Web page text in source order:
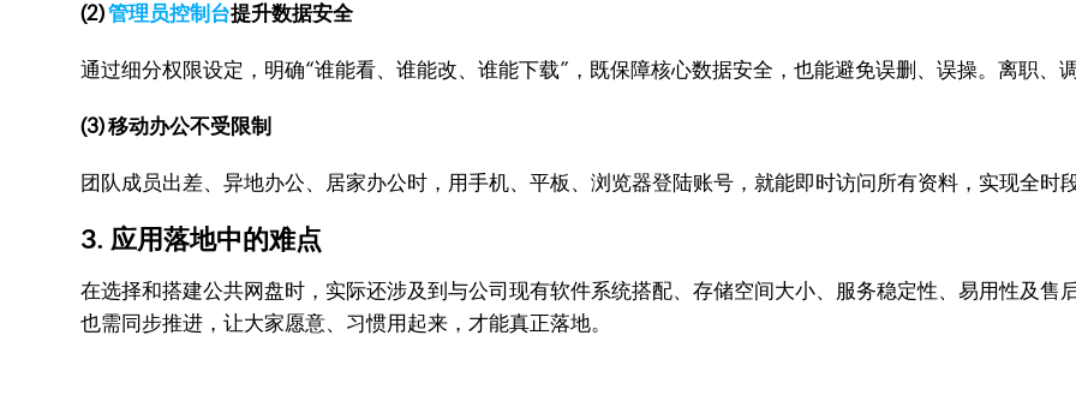
(2)管理员控制台提升数据安全
通过细分权限设定，明确“谁能看、谁能改、谁能下载”，既保障核心数据安全，也能避免误删、误操。离职、
(3) 移动办公不受限制
团队成员出差、异地办公、居家办公时，用手机、平板、浏览器登陆账号，就能即时访问所有资料，实现全时
3. 应用落地中的难点
在选择和搭建公共网盘时，实际还涉及到与公司现有软件系统搭配、存储空间大小、服务稳定性、易用性及售
也需同步推进，让大家愿意、习惯用起来，才能真正落地。